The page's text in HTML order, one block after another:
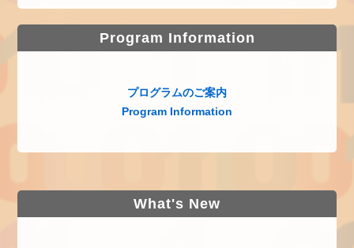
Program Information
プログラムのご案内
Program Information
What's New